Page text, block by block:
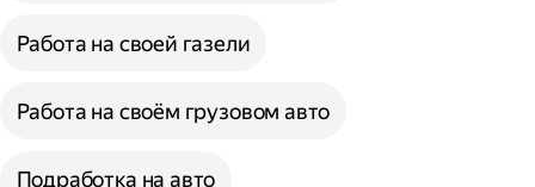
Работа на своей газели
Работа на своём грузовом авто
Подработка на авто